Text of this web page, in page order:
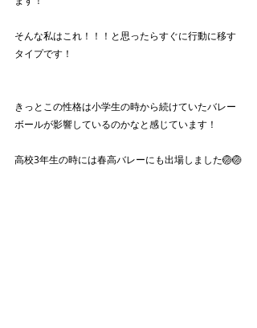
そんな私はこれ！！！と思ったらすぐに行動に移す
タイプです！
きっとこの性格は小学生の時から続けていたバレー
ボールが影響しているのかなと感じています！
高校3年生の時には春高バレーにも出場しました🏐🏐